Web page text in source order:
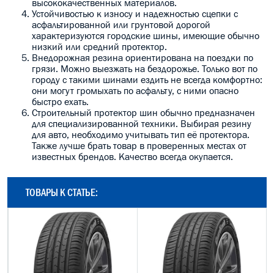
высококачественных материалов.
Устойчивостью к износу и надежностью сцепки с
асфальтированной или грунтовой дорогой
характеризуются городские шины, имеющие обычно
низкий или средний протектор.
Внедорожная резина ориентирована на поездки по
грязи. Можно выезжать на бездорожье. Только вот по
городу с такими шинами ездить не всегда комфортно:
они могут громыхать по асфальту, с ними опасно
быстро ехать.
Строительный протектор шин обычно предназначен
для специализированной техники. Выбирая резину
для авто, необходимо учитывать тип её протектора.
Также лучше брать товар в проверенных местах от
известных брендов. Качество всегда окупается.
ТОВАРЫ К СТАТЬЕ: